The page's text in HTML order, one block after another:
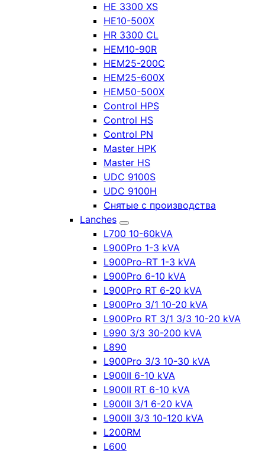
HE 3300 XS
HE10-500X
HR 3300 CL
HEM10-90R
HEM25-200C
HEM25-600X
HEM50-500X
Control HPS
Control HS
Control PN
Master HPK
Master HS
UDC 9100S
UDC 9100H
Снятые с производства
Lanches
L700 10-60kVA
L900Pro 1-3 kVA
L900Pro-RT 1-3 kVA
L900Pro 6-10 kVA
L900Pro RT 6-20 kVA
L900Pro 3/1 10-20 kVA
L900Pro RT 3/1 3/3 10-20 kVA
L990 3/3 30-200 kVA
L890
L900Pro 3/3 10-30 kVA
L900II 6-10 kVA
L900II RT 6-10 kVA
L900II 3/1 6-20 kVA
L900II 3/3 10-120 kVA
L200RM
L600